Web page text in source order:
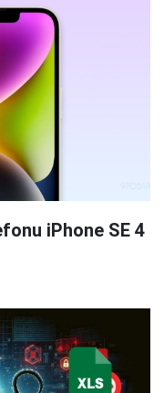
iPhone SE 4